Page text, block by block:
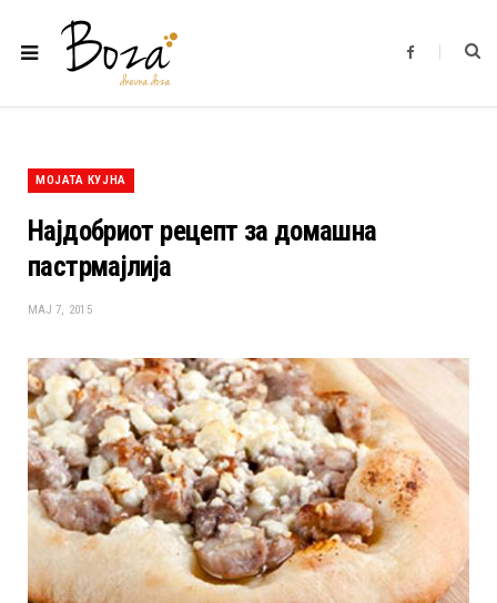
F
b
МОЈАТА КУЈНА
Најдобриот рецепт за домашна
пастрмајлија
МАЈ 7, 2015